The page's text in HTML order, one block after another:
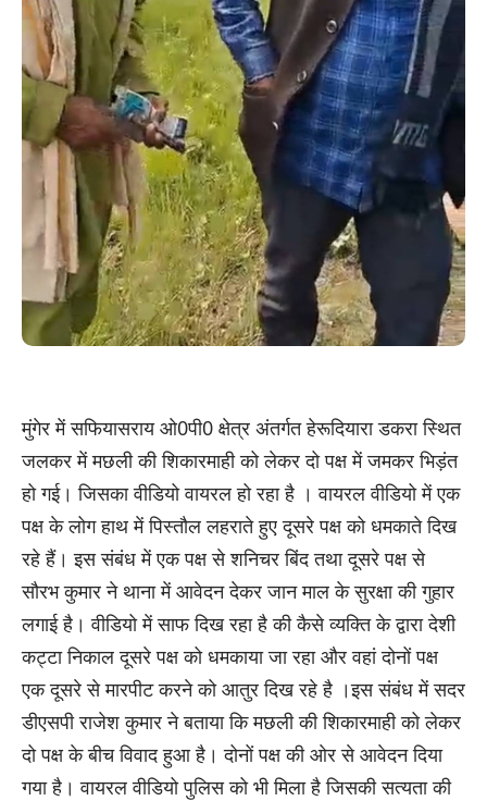
मुंगेर में सफियासराय ओ0पी0 क्षेत्र अंतर्गत हेरूदियारा डकरा स्थित
जलकर में मछली की शिकारमाही को लेकर दो पक्ष में जमकर भिड़ंत
हो गई। जिसका वीडियो वायरल हो रहा है । वायरल वीडियो में एक
पक्ष के लोग हाथ में पिस्तौल लहराते हुए दूसरे पक्ष को धमकाते दिख
रहे हैं। इस संबंध में एक पक्ष से शनिचर बिंद तथा दूसरे पक्ष से
सौरभ कुमार ने थाना में आवेदन देकर जान माल के सुरक्षा की गुहार
लगाई है। वीडियो में साफ दिख रहा है की कैसे व्यक्ति के द्वारा देशी
कट्टा निकाल दूसरे पक्ष को धमकाया जा रहा और वहां दोनों पक्ष
एक दूसरे से मारपीट करने को आतुर दिख रहे है ।इस संबंध में सदर
डीएसपी राजेश कुमार ने बताया कि मछली की शिकारमाही को लेकर
दो पक्ष के बीच विवाद हुआ है। दोनों पक्ष की ओर से आवेदन दिया
गया है। वायरल वीडियो पुलिस को भी मिला है जिसकी सत्यता की